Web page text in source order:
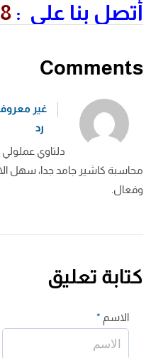
أتصل بنا على :
Comments
غير
رد
دلتاوي عملولي
محاسبة كاشير جامد جدا، سهل
وفعال.
كتابة تعليق
الاسم *